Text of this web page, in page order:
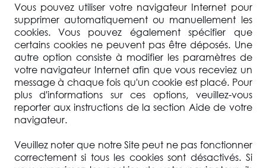
Vous pouvez utiliser votre navigateur Internet pour
supprimer automatiquement ou manuellement les
cookies. Vous pouvez également spécifier que
certains cookies ne peuvent pas être déposés. Une
autre option consiste à modifier les paramètres de
votre navigateur Internet afin que vous receviez un
message à chaque fois qu'un cookie est placé. Pour
plus d'informations sur ces options, veuillez-vous
reporter aux instructions de la section Aide de votre
navigateur.
Veuillez noter que notre Site peut ne pas fonctionner
correctement si tous les cookies sont désactivés. Si